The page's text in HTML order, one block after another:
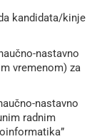
kandidata/kinje
nastavno
vremenom) za
nastavno
radnim